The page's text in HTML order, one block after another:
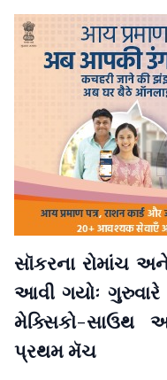
સૉકરના રોમાંચ
આવી ગયોઃ ગુરુવારે
મેક્સિકો-સાઉથ
પ્રથમ મૅચ